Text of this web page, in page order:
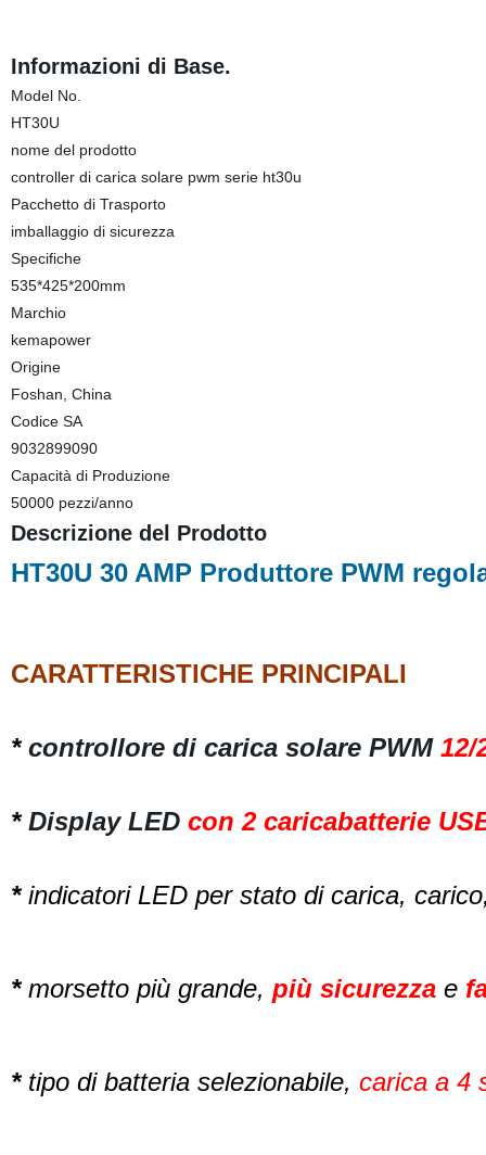
Informazioni di Base.
Model No.
HT30U
nome del prodotto
controller di carica solare pwm serie ht30u
Pacchetto di Trasporto
imballaggio di sicurezza
Specifiche
535*425*200mm
Marchio
kemapower
Origine
Foshan, China
Codice SA
9032899090
Capacità di Produzione
50000 pezzi/anno
Descrizione del Prodotto
HT30U 30 AMP Produttore PWM
CARATTERISTICHE PRINCIPALI
*controllore di carica solare PWM12/
*Display LEDcon 2 caricabatterie
*indicatori LED per stato di carica,
*morsetto più grande, più sicurezzae
*tipo di batteria selezionabile, carica a 4